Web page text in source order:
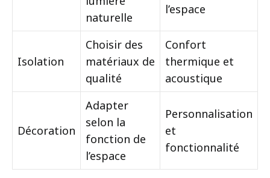
naturelle
l’espace
Isolation
Choisir des
matériaux de
qualité
Confort
thermique et
acoustique
Décoration
Adapter
selon la
fonction de
l’espace
Personnalisation
et
fonctionnalité